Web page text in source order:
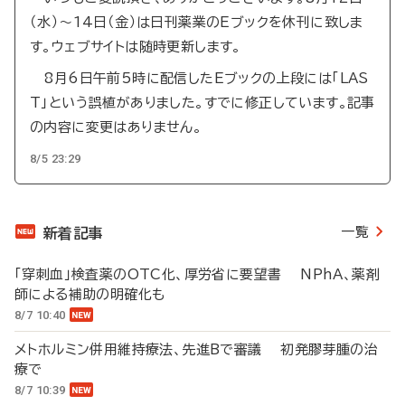
（水）～14日（金）は日刊薬業のEブックを休刊に致しま
す。ウェブサイトは随時更新します。
8月6日午前5時に配信したEブックの上段には「LAS
T」という誤植がありました。すでに修正しています。記事
の内容に変更はありません。
8/5 23:29
新着記事 一覧
「穿刺血」検査薬のOTC化、厚労省に要望書 NPhA、薬剤
師による補助の明確化も
8/7 10:40
メトホルミン併用維持療法、先進Bで審議 初発膠芽腫の治
療で
8/7 10:39